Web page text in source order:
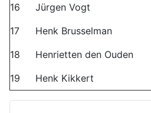
16
Jürgen Vogt
17
Henk Brusselman
18
Henrietten den Ouden
19
Henk Kikkert